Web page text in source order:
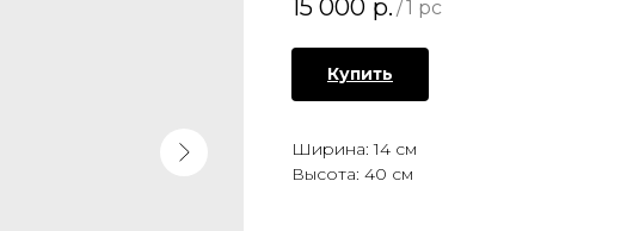
15 000 р. /1 pc
Купить
Ширина: 14 см
Высота: 40 см